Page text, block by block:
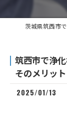
筑西市で浄
そのメリット
2025/01/13